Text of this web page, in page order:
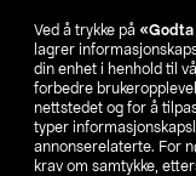
Ved å trykke på «Godta
lagrer
din enhet i henhold til
forbedre
nettstedet og for å
typer
annonserelaterte. For
krav om samtykke,